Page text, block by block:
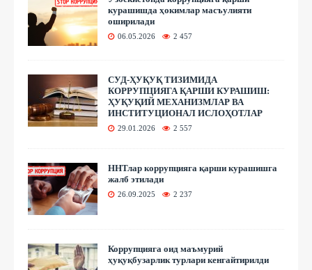
курашишда ҳокимлар масъулияти
оширилади
06.05.2026 2 457
СУД-ҲУҚУҚ ТИЗИМИДА
КОРРУПЦИЯГА ҚАРШИ КУРАШИШ:
ҲУҚУҚИЙ МЕХАНИЗМЛАР ВА
ИНСТИТУЦИОНАЛ ИСЛОҲОТЛАР
29.01.2026 2 557
ННТлар коррупцияга қарши курашишга
жалб этилади
26.09.2025 2 237
Коррупцияга оид маъмурий
ҳуқуқбузарлик турлари кенгайтирилди